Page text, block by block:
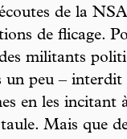
de la
de flicage.
militants
peu –
en les incitant
Mais que